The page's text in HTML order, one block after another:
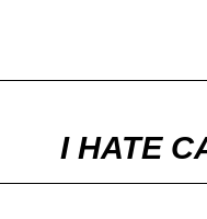
I HATE